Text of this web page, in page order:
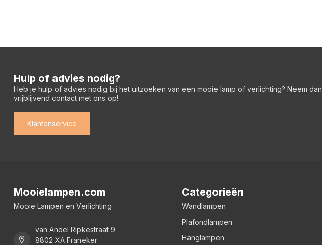
Hulp of advies nodig?
Heb je hulp of advies nodig bij het uitzoeken van een mooie lamp of verlichting? Neem dan
vrijblijvend contact met ons op!
Klantenservice
Mooielampen.com
Mooie Lampen en Verlichting
van Andel Ripkestraat 9
8802 XA Franeker
Categorieën
Wandlampen
Plafondlampen
Hanglampen